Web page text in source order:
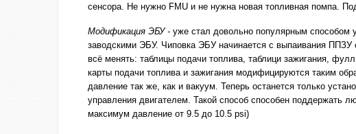
сенсора. Не нужно FMU и не нужна новая топливная помпа.
Модификация ЭБУ - уже стал довольно популярным способом
заводскими ЭБУ. Чиповка ЭБУ начинается с выпаивания
всё менять: таблицы подачи топлива, таблици зажигания,
карты подачи топлива и зажигания модифицируются таким
давление так же, как и вакуум. Теперь останется только
управления двигателем. Такой способ способен поддержать
максимум давление от 9.5 до 10.5 psi)